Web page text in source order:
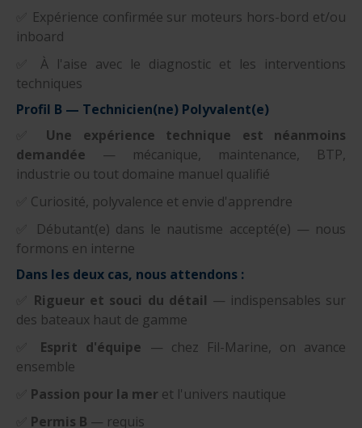
✅ Expérience confirmée sur moteurs hors-bord et/ou
inboard
✅ À l'aise avec le diagnostic et les interventions
techniques
Profil B — Technicien(ne) Polyvalent(e)
Une expérience technique est néanmoins
demandée — mécanique, maintenance, BTP,
industrie ou tout domaine manuel qualifié
✅ Curiosité, polyvalence et envie d'apprendre
✅ Débutant(e) dans le nautisme accepté(e) — nous
formons en interne
Dans les deux cas, nous attendons :
Rigueur et souci du détail — indispensables sur
des bateaux haut de gamme
Esprit d'équipe — chez Fil-Marine, on avance
ensemble
Passion pour la mer et l'univers nautique
Permis B — requis